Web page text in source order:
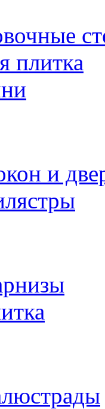
плитка
и